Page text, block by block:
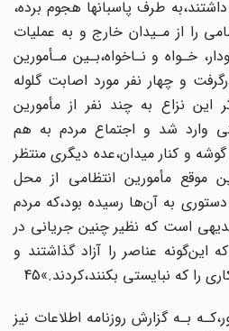
طرف پاسبانها هجوم برده،
را از مـیدان خارج و به‌ عملیات‌
خـواه و نـاخواه،بـین مـأمورین
و چهار‌ نفر مورد اصابت گلوله‌
نزاع به چند نفر از مأمورین‌
وارد شد و اجتماع مردم به هم
و کنار میدان،عده دیگری‌ منتظر‌
مأمورین انتظامی از محل‌
به آن‌ها رسیده بود،که مردم
است‌ که نظیر چنین‌ جریانی‌ در‌
این‌گونه‌ عناصر را آزاد گذاشتند و
که نبایستی بکنند‌،کردند‌.»45
بـه گزارش روزنامه‌ اطلاعات‌ نیز